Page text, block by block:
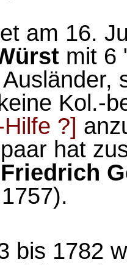
am 16.
mit 6
Kol.-
?]
hat
bis 1782